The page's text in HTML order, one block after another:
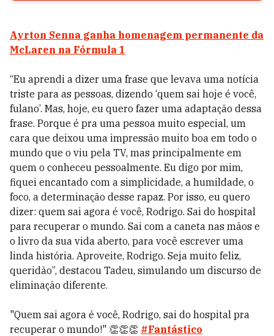
Ayrton Senna ganha homenagem permanente da
McLaren na Fórmula 1
“Eu aprendi a dizer uma frase que levava uma notícia
triste para as pessoas, dizendo ‘quem sai hoje é você,
fulano’. Mas, hoje, eu quero fazer uma adaptação dessa
frase. Porque é pra uma pessoa muito especial, um
cara que deixou uma impressão muito boa em todo o
mundo que o viu pela TV, mas principalmente em
quem o conheceu pessoalmente. Eu digo por mim,
fiquei encantado com a simplicidade, a humildade, o
foco, a determinação desse rapaz. Por isso, eu quero
dizer: quem sai agora é você, Rodrigo. Sai do hospital
para recuperar o mundo. Sai com a caneta nas mãos e
o livro da sua vida aberto, para você escrever uma
linda história. Aproveite, Rodrigo. Seja muito feliz,
queridão”, destacou Tadeu, simulando um discurso de
eliminação diferente.
"Quem sai agora é você, Rodrigo, sai do hospital pra
recuperar o mundo!" 👏👏👏 #Fantástico